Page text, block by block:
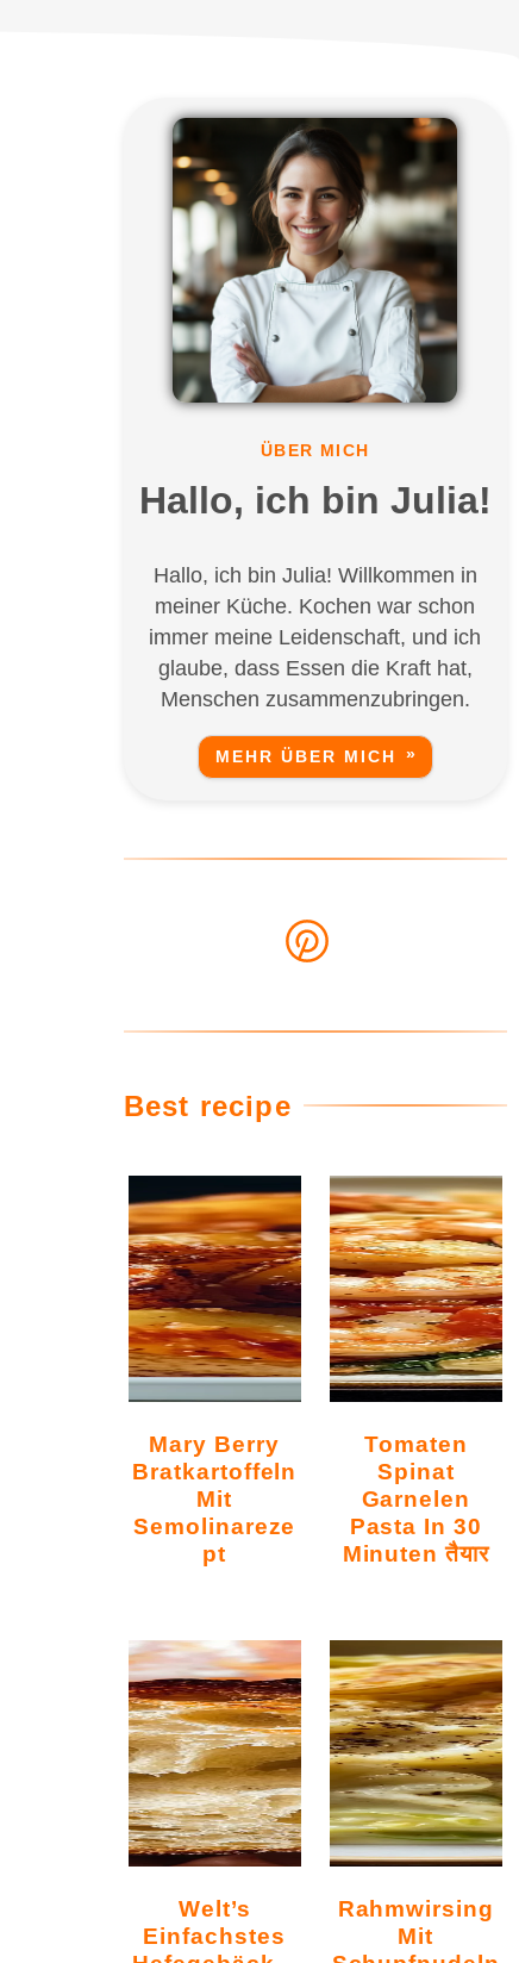
ÜBER MICH
Hallo, ich bin Julia!
Hallo, ich bin Julia! Willkommen in
meiner Küche. Kochen war schon
immer meine Leidenschaft, und ich
glaube, dass Essen die Kraft hat,
Menschen zusammenzubringen.
MEHR ÜBER MICH
Best recipe
Mary Berry
Bratkartoffeln
Mit
Semolinareze
Pt
Tomaten
Spinat
Garnelen
Pasta In 30
Minuten तैयार
Welt’s
Einfachstes
Rahmwirsing
Mit